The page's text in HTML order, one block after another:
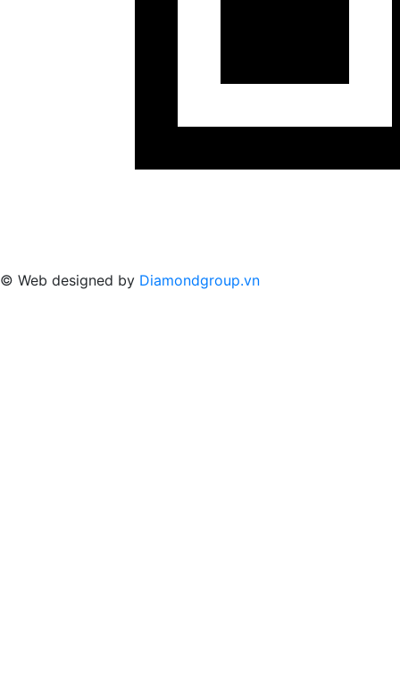
© Web designed by Diamondgroup.vn